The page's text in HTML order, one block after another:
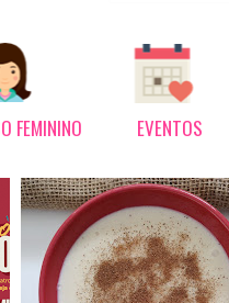
FEMININO EVENTOS